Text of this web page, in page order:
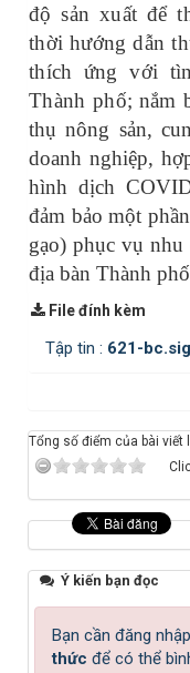
độ sản xuất để
thời hướng dẫn
thích ứng với
Thành phố; nắm
thụ nông sản,
doanh nghiệp,
hình dịch
đảm bảo một
gạo) phục vụ nhu
địa bàn Thành
File đính kèm
Tập tin : 621-
Tổng số điểm của bài viết
Ý kiến bạn đọc
Bạn cần đăng
thức để có thể